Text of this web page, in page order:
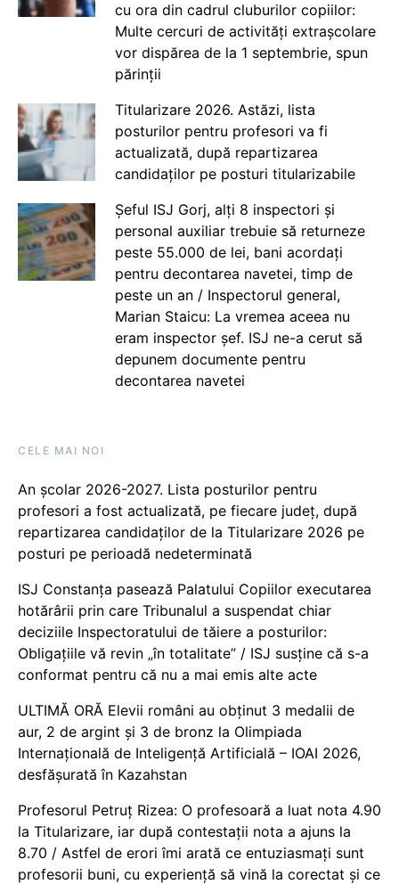
cu ora din cadrul cluburilor copiilor:
Multe cercuri de activități extrașcolare
vor dispărea de la 1 septembrie, spun
părinții
Titularizare 2026. Astăzi, lista
posturilor pentru profesori va fi
actualizată, după repartizarea
candidaților pe posturi titularizabile
Șeful ISJ Gorj, alți 8 inspectori și
personal auxiliar trebuie să returneze
peste 55.000 de lei, bani acordați
pentru decontarea navetei, timp de
peste un an / Inspectorul general,
Marian Staicu: La vremea aceea nu
eram inspector șef. ISJ ne-a cerut să
depunem documente pentru
decontarea navetei
CELE MAI NOI
An școlar 2026-2027. Lista posturilor pentru
profesori a fost actualizată, pe fiecare județ, după
repartizarea candidaților de la Titularizare 2026 pe
posturi pe perioadă nedeterminată
ISJ Constanța pasează Palatului Copiilor executarea
hotărârii prin care Tribunalul a suspendat chiar
deciziile Inspectoratului de tăiere a posturilor:
Obligațiile vă revin „în totalitate” / ISJ susține că s-a
conformat pentru că nu a mai emis alte acte
ULTIMĂ ORĂ Elevii români au obținut 3 medalii de
aur, 2 de argint și 3 de bronz la Olimpiada
Internațională de Inteligență Artificială – IOAI 2026,
desfășurată în Kazahstan
Profesorul Petruț Rizea: O profesoară a luat nota 4.90
la Titularizare, iar după contestații nota a ajuns la
8.70 / Astfel de erori îmi arată ce entuziasmați sunt
profesorii buni, cu experiență să vină la corectat și ce